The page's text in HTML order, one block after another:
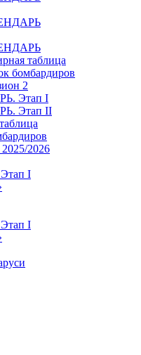
таблица
бомбардиров
2
Этап I
Этап II
2026
I
I